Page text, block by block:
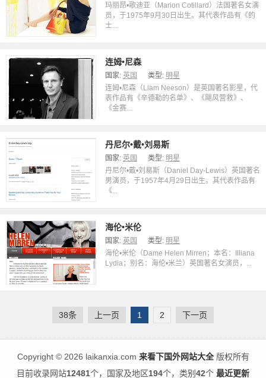
玛丽昂•歌迪亚（Marion Cotillard）法国著名女演
员，于1975年9月30日出生。其代表作品有《的
士...
连姆•尼森
国家: 英国 类型: 明星
连姆•尼森（Liam Neeson）是英国著名影星，代
表作品有《辛德勒的名单》、《飓风营救》、
《金赛...
丹尼尔•戴•刘易斯
国家: 英国 类型: 明星
丹尼尔•戴•刘易斯（Daniel Day-Lewis）英国著名
男演员，于1957年4月29日出生。其代表作品有
《...
海伦•米伦
国家: 英国 类型: 明星
海伦•米伦（Dame Helen Mirren；本名：Illiana
Lydia；别名：海伦•米兰）英国著名女演员，...
38条 上一页 1 2 下一页
Copyright ©2026 laikanxia.com 来看下国外网站大全版权所有
目前收录网站12481个，国家及地区194个，类别 42个 最近更新